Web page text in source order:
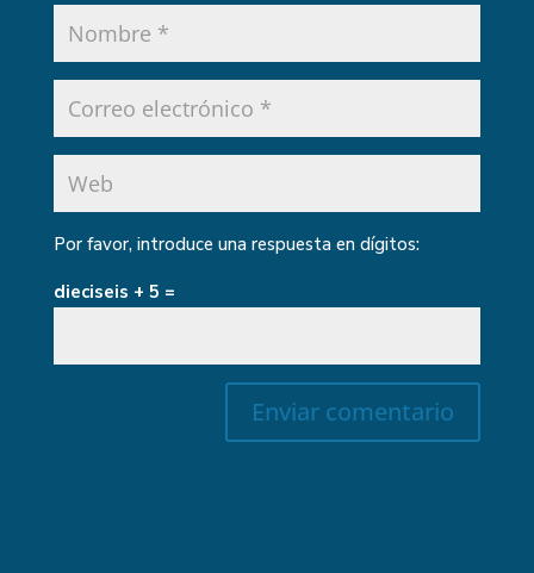
Por favor, introduce una respuesta en dígitos:
dieciseis + 5 =